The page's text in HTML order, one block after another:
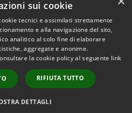
Comune convenzionato
Astigov
Progetto|Convenzione
Adesioni
•Accesso redazione
sui cookie
tecnici e assimilati strettamente
e alla navigazione del sito,
analitico al solo fine di elaborare
aggregate e anonime.
la cookie policy al seguente link
RIFIUTA TUTTO
DETTAGLI